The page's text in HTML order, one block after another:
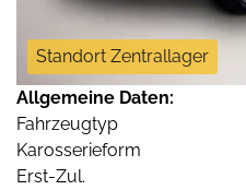
Standort Zentrallager
Allgemeine Daten:
Fahrzeugtyp
Karosserieform
Erst-Zul.